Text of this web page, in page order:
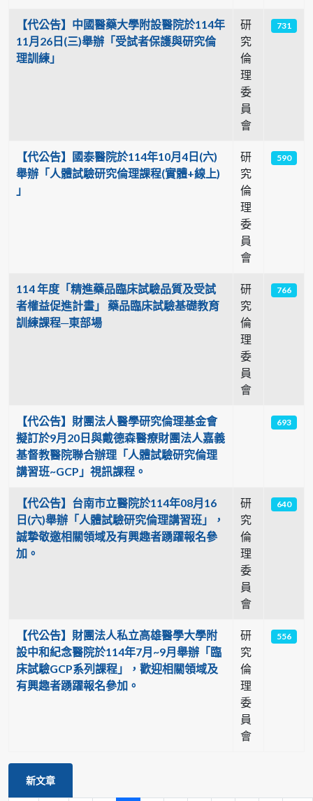
【代公告】中國醫藥大學附設醫院於114年
11月26日(三)舉辦「受試者保護與研究倫
理訓練」
研
究
倫
理
委
員
會
731
【代公告】國泰醫院於114年10月4日(六)
舉辦「人體試驗研究倫理課程(實體+線上)
」
研
究
倫
理
委
員
會
590
114 年度「精進藥品臨床試驗品質及受試
者權益促進計畫」 藥品臨床試驗基礎教育
訓練課程─東部場
研
究
倫
理
委
員
會
766
【代公告】財團法人醫學研究倫理基金會
擬訂於9月20日與戴德森醫療財團法人嘉義
基督教醫院聯合辦理「人體試驗研究倫理
講習班~GCP」視訊課程。
693
【代公告】台南市立醫院於114年08月16
日(六)舉辦「人體試驗研究倫理講習班」，
誠摯敬邀相關領域及有興趣者踴躍報名參
加。
研
究
倫
理
委
員
會
640
【代公告】財團法人私立高雄醫學大學附
設中和紀念醫院於114年7月~9月舉辦「臨
床試驗GCP系列課程」，歡迎相關領域及
有興趣者踴躍報名參加。
研
究
倫
理
委
員
會
556
新文章